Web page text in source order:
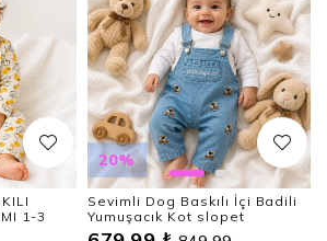
1-3
20%
Sevimli Dog Baskılı İçi Badili
Yumuşacık Kot slopet